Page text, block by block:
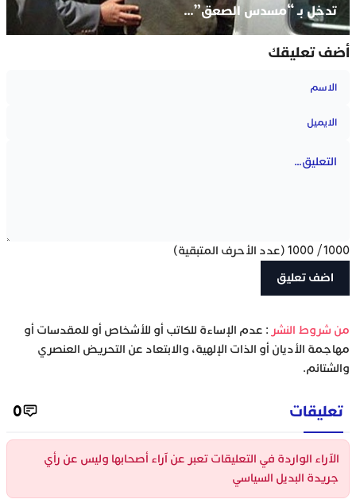
تدخل بـ “مسدس الصعق”…
أضف تعليقك
1000
/
1000 (عدد الأحرف المتبقية)
‫من شروط النشر : عدم الإساءة للكاتب أو للأشخاص أو للمقدسات أو
مهاجمة الأديان أو الذات الإلهية، والابتعاد عن التحريض العنصري
والشتائم.
تعليقات 0
الآراء الواردة في التعليقات تعبر عن آراء أصحابها وليس عن رأي
جريدة البديل السياسي